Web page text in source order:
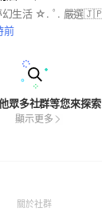
前
眾多社群等您來探索
顯示更多
關於社群(Open